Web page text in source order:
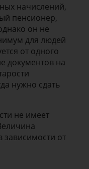
начислений,
пенсионер,
он не
для людей
от одного
документов на
нужно сдать
не имеет
зависимости от